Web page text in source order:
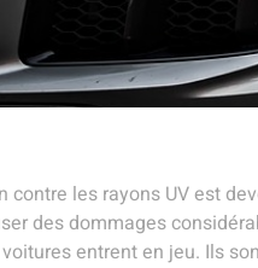
contre les rayons UV est
des dommages
entrent en jeu. Ils